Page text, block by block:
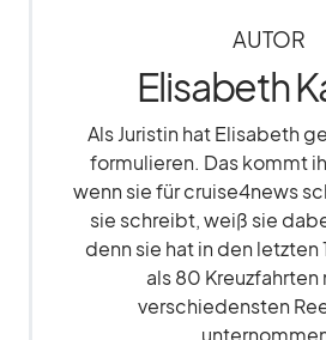
AUTOR
Elisabeth
Als Juristin hat Elisabeth
formulieren. Das kommt
wenn sie für cruise4news
sie schreibt, weiß sie
denn sie hat in den letzten
als 80 Kreuzfahrten
verschiedensten